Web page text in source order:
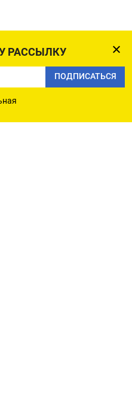
РАССЫЛКУ
ПОДПИСАТЬСЯ
ТЕЛЕГРАМ
GOOGLE